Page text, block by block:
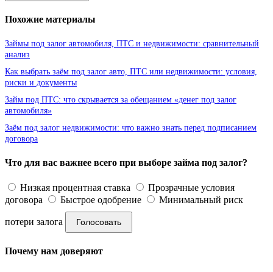
Похожие материалы
Займы под залог автомобиля, ПТС и недвижимости: сравнительный
анализ
Как выбрать заём под залог авто, ПТС или недвижимости: условия,
риски и документы
Займ под ПТС: что скрывается за обещанием «денег под залог
автомобиля»
Заём под залог недвижимости: что важно знать перед подписанием
договора
Что для вас важнее всего при выборе займа под залог?
Низкая процентная ставка
Прозрачные условия
договора
Быстрое одобрение Минимальный риск
потери залога Голосовать
Почему нам доверяют